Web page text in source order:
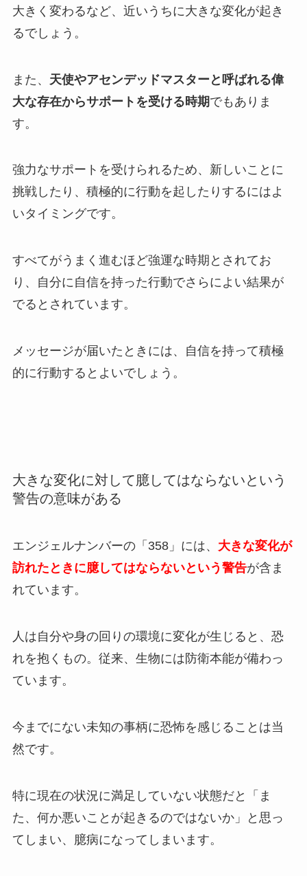
大きく変わるなど、近いうちに大きな変化が起き
るでしょう。
また、 天使やアセンデッドマスターと呼ばれる偉
大な存在からサポートを受ける時期でもありま
す。
強力なサポートを受けられるため、新しいことに
挑戦したり、積極的に行動を起したりするにはよ
いタイミングです。
すべてがうまく進むほど強運な時期とされてお
り、自分に自信を持った行動でさらによい結果が
でるとされています。
メッセージが届いたときには、自信を持って積極
的に行動するとよいでしょう。
大きな変化に対して臆してはならないという
警告の意味がある
エンジェルナンバーの「358」には、 大きな変化が
訪れたときに臆してはならないという警告が含ま
れています。
人は自分や身の回りの環境に変化が生じると、恐
れを抱くもの。従来、生物には防衛本能が備わっ
ています。
今までにない未知の事柄に恐怖を感じることは当
然です。
特に現在の状況に満足していない状態だと「ま
た、何か悪いことが起きるのではないか」と思っ
てしまい、臆病になってしまいます。